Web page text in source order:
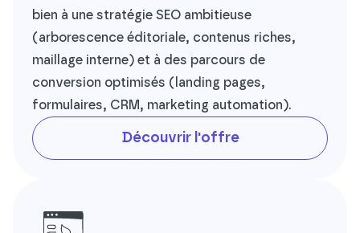
bien à une stratégie SEO ambitieuse
(arborescence éditoriale, contenus riches,
maillage interne) et à des parcours de
conversion optimisés (landing pages,
formulaires, CRM, marketing automation).
Découvrir l'offre